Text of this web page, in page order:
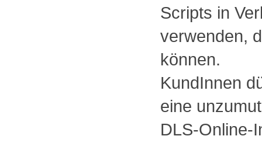
Scripts in
verwenden,
können.
KundInnen
eine
DLS-Online-